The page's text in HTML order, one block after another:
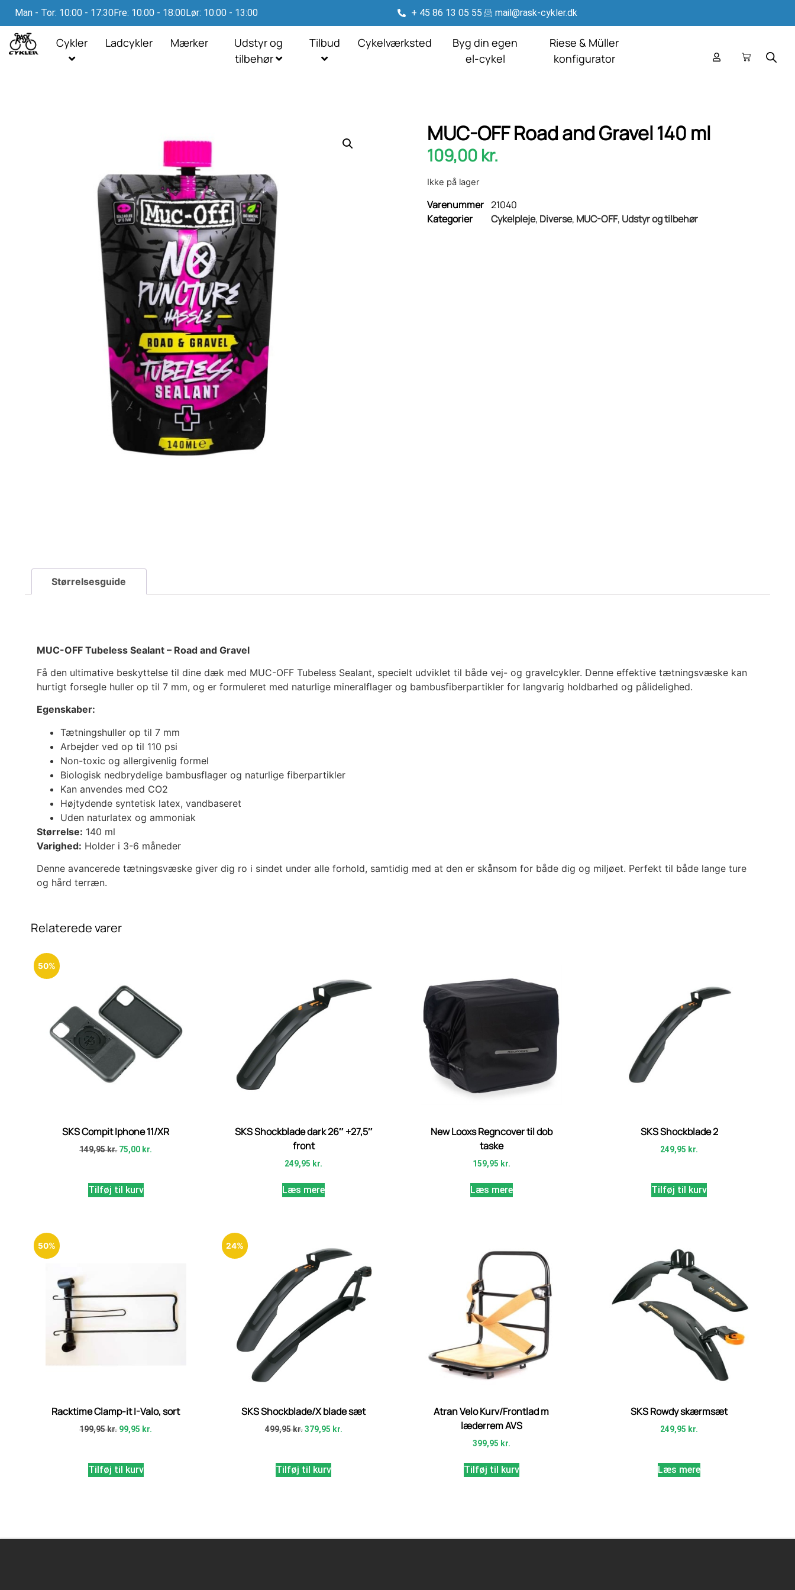
Man - Tor: 10:00 - 17:30Fre: 10:00 - 18:00Lør: 10:00 - 13:00 + 45 86 13 05 55 mail@rask-cykler.dk
Cykler Ladcykler Mærker
Udstyr og
tilbehør
Tilbud Cykelværksted
Byg din egen
el-cykel
Riese & Müller
konfigurator
MUC-OFF Road and Gravel 140 ml
109,00 kr.
Ikke på lager
Varenummer 21040
Kategorier
Cykelpleje, Diverse, MUC-OFF, Udstyr og tilbehør
MUC-OFF Tubeless Sealant – Road and Gravel
Få den ultimative beskyttelse til dine dæk med MUC-OFF Tubeless Sealant, specielt udviklet til både vej- og gravelcykler. Denne effektive tætningsvæske kan
hurtigt forsegle huller op til 7 mm, og er formuleret med naturlige mineralflager og bambusfiberpartikler for langvarig holdbarhed og pålidelighed.
Egenskaber:
Tætningshuller op til 7 mm
Arbejder ved op til 110 psi
Non-toxic og allergivenlig formel
Biologisk nedbrydelige bambusflager og naturlige fiberpartikler
Kan anvendes med CO2
Højtydende syntetisk latex, vandbaseret
Uden naturlatex og ammoniak
Størrelse: 140 ml
Varighed: Holder i 3-6 måneder
Denne avancerede tætningsvæske giver dig ro i sindet under alle forhold, samtidig med at den er skånsom for både dig og miljøet. Perfekt til både lange ture
og hård terræn.
Relaterede varer
50%
SKS Compit Iphone 11/XR
149,95kr. 75,00 kr.
Tilføj til kurv
SKS Shockblade dark 26″ +27,5″
front
249,95 kr.
Læs mere
New Looxs Regncover til dob
taske
159,95 kr.
Læs mere
SKS Shockblade 2
249,95 kr.
Tilføj til kurv
50%
Racktime Clamp-it I-Valo, sort
199,95kr. 99,95 kr.
Tilføj til kurv
24%
SKS Shockblade/X blade sæt
499,95kr. 379,95 kr.
Tilføj til kurv
Atran Velo Kurv/Frontlad m
læderrem AVS
399,95 kr.
Tilføj til kurv
SKS Rowdy skærmsæt
249,95 kr.
Læs mere